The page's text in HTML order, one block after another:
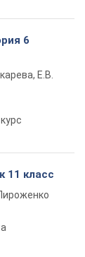
6
Е.В.
11 класс